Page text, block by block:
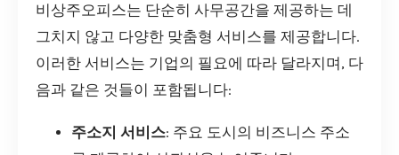
비상주오피스는 단순히 사무공간을 제공하는 데
그치지 않고 다양한 맞춤형 서비스를 제공합니다.
이러한 서비스는 기업의 필요에 따라 달라지며, 다
음과 같은 것들이 포함됩니다:
주소지 서비스: 주요 도시의 비즈니스 주소